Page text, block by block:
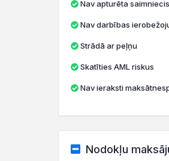
Nav apturēta
Nav darbības
Strādā ar peļņu
Skatīties AML riskus
Nav ieraksti
Nodokļu